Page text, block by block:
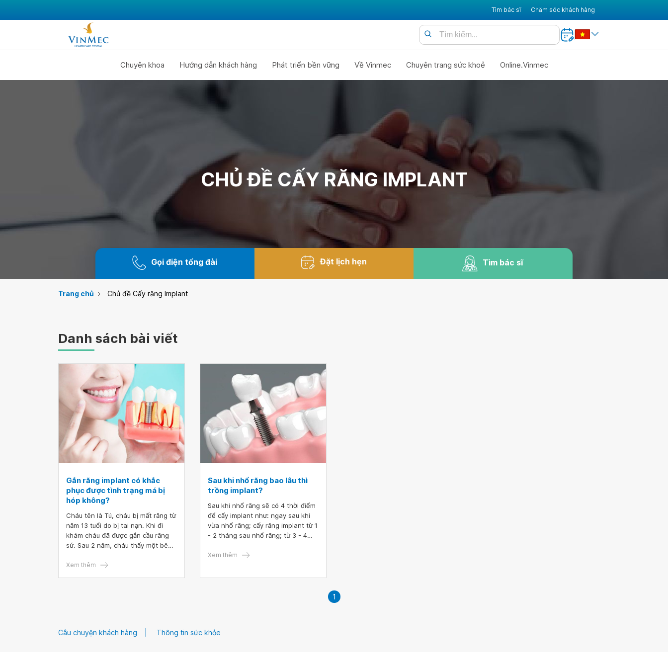
Tìm bác sĩ Chăm sóc khách hàng
Chuyên khoa Hướng dẫn khách hàng Phát triển bền vững Về Vinmec Chuyên trang sức khoẻ Online.Vinmec
CHỦ ĐỀ CẤY RĂNG IMPLANT
Gọi điện tổng đài Đặt lịch hẹn Tìm bác sĩ
Trang chủ Chủ đề Cấy răng Implant
Danh sách bài viết
Gắn răng implant có khắc
phục được tình trạng má bị
hóp không?
Cháu tên là Tú, cháu bị mất răng từ
năm 13 tuổi do bị tai nạn. Khi đi
khám cháu đã được gắn cầu răng
sứ. Sau 2 năm, cháu thấy một bên
có thể cho cháu biết gắn răng
Xem thêm
Sau khi nhổ răng bao lâu thì
trồng implant?
Sau khi nhổ răng sẽ có 4 thời điểm
để cấy implant như: ngay sau khi
vừa nhổ răng; cấy răng implant từ 1
- 2 tháng sau nhổ răng; từ 3 - 4
sau nhổ răng. Mỗi thời điểm cấy
Xem thêm
1
Câu chuyện khách hàng Thông tin sức khỏe